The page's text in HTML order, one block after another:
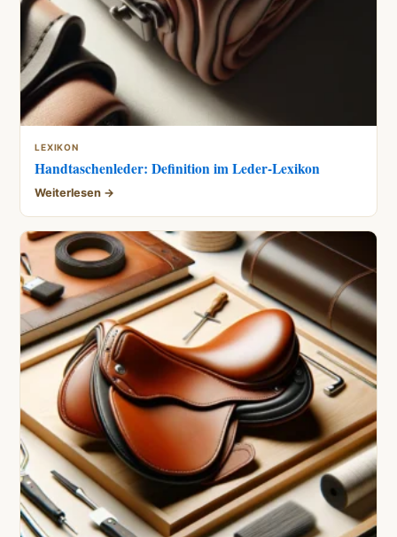
LEXIKON
Handtaschenleder: Definition im Leder-Lexikon
Weiterlesen →